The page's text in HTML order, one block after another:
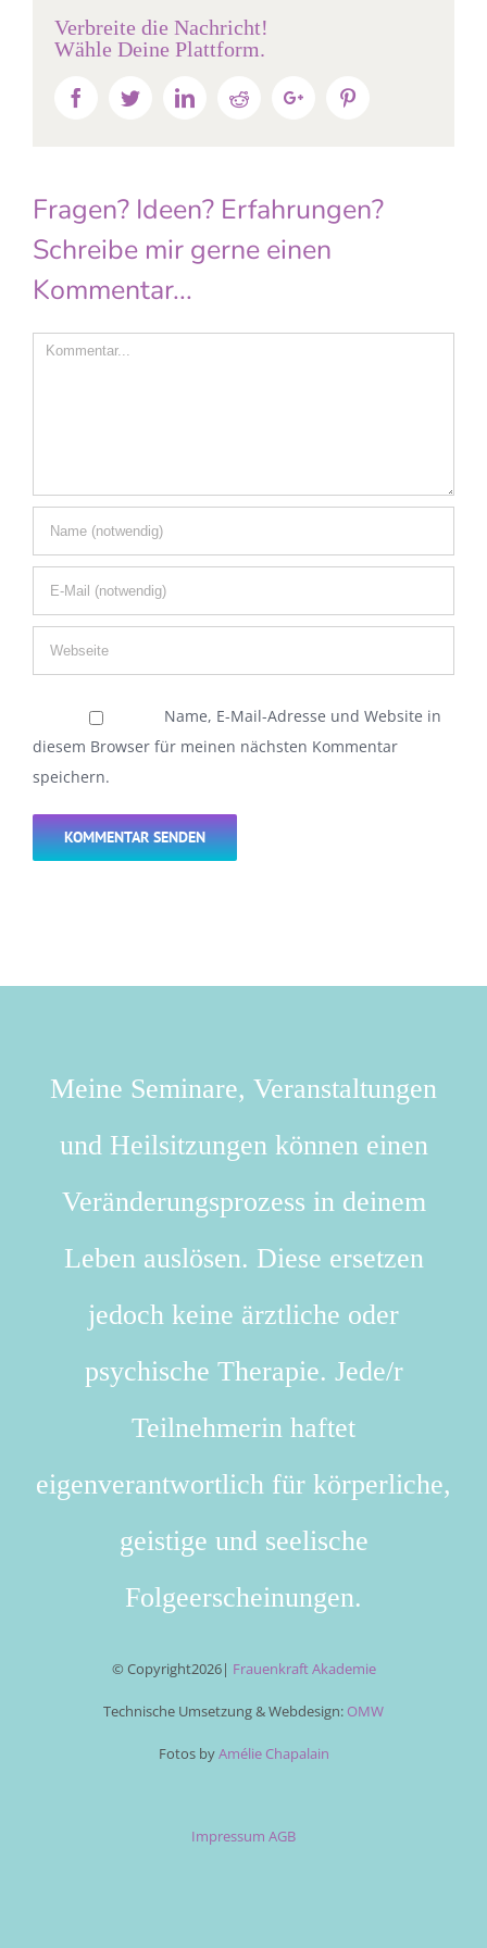
Verbreite die Nachricht!
Wähle Deine Plattform.
FacebookTwitterLinkedinRedditGoogle+
Fragen? Ideen? Erfahrungen?
Schreibe mir gerne einen
Kommentar...
Comment
Name, E-Mail-Adresse und Website in
diesem Browser für meinen nächsten Kommentar
speichern.
Meine Seminare, Veranstaltungen
und Heilsitzungen können einen
Veränderungsprozess in deinem
Leben auslösen. Diese ersetzen
jedoch keine ärztliche oder
psychische Therapie. Jede/r
Teilnehmerin haftet
eigenverantwortlich für körperliche,
geistige und seelische
Folgeerscheinungen.
© Copyright2026| Frauenkraft Akademie
Technische Umsetzung & Webdesign: OMW
Fotos byAmélie Chapalain
Impressum AGB